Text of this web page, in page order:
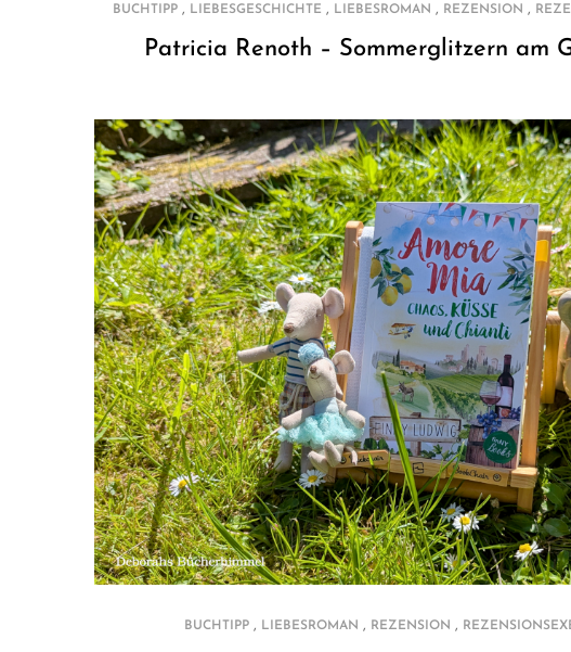
BUCHTIPP, LIEBESGESCHICHTE , LIEBESROMAN , REZENSION ,
Patricia Renoth – Sommerglitzern am
BUCHTIPP , LIEBESROMAN , REZENSION ,